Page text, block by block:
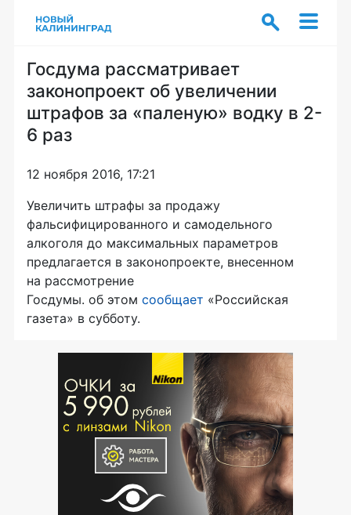
Госдума рассматривает
законопроект об увеличении
штрафов за «паленую» водку в 2-
6 раз
12 ноября 2016, 17:21
Увеличить штрафы за продажу
фальсифицированного и самодельного
алкоголя до максимальных параметров
предлагается в законопроекте, внесенном
на рассмотрение
Госдумы. об этом сообщает «Российская
газета» в субботу.